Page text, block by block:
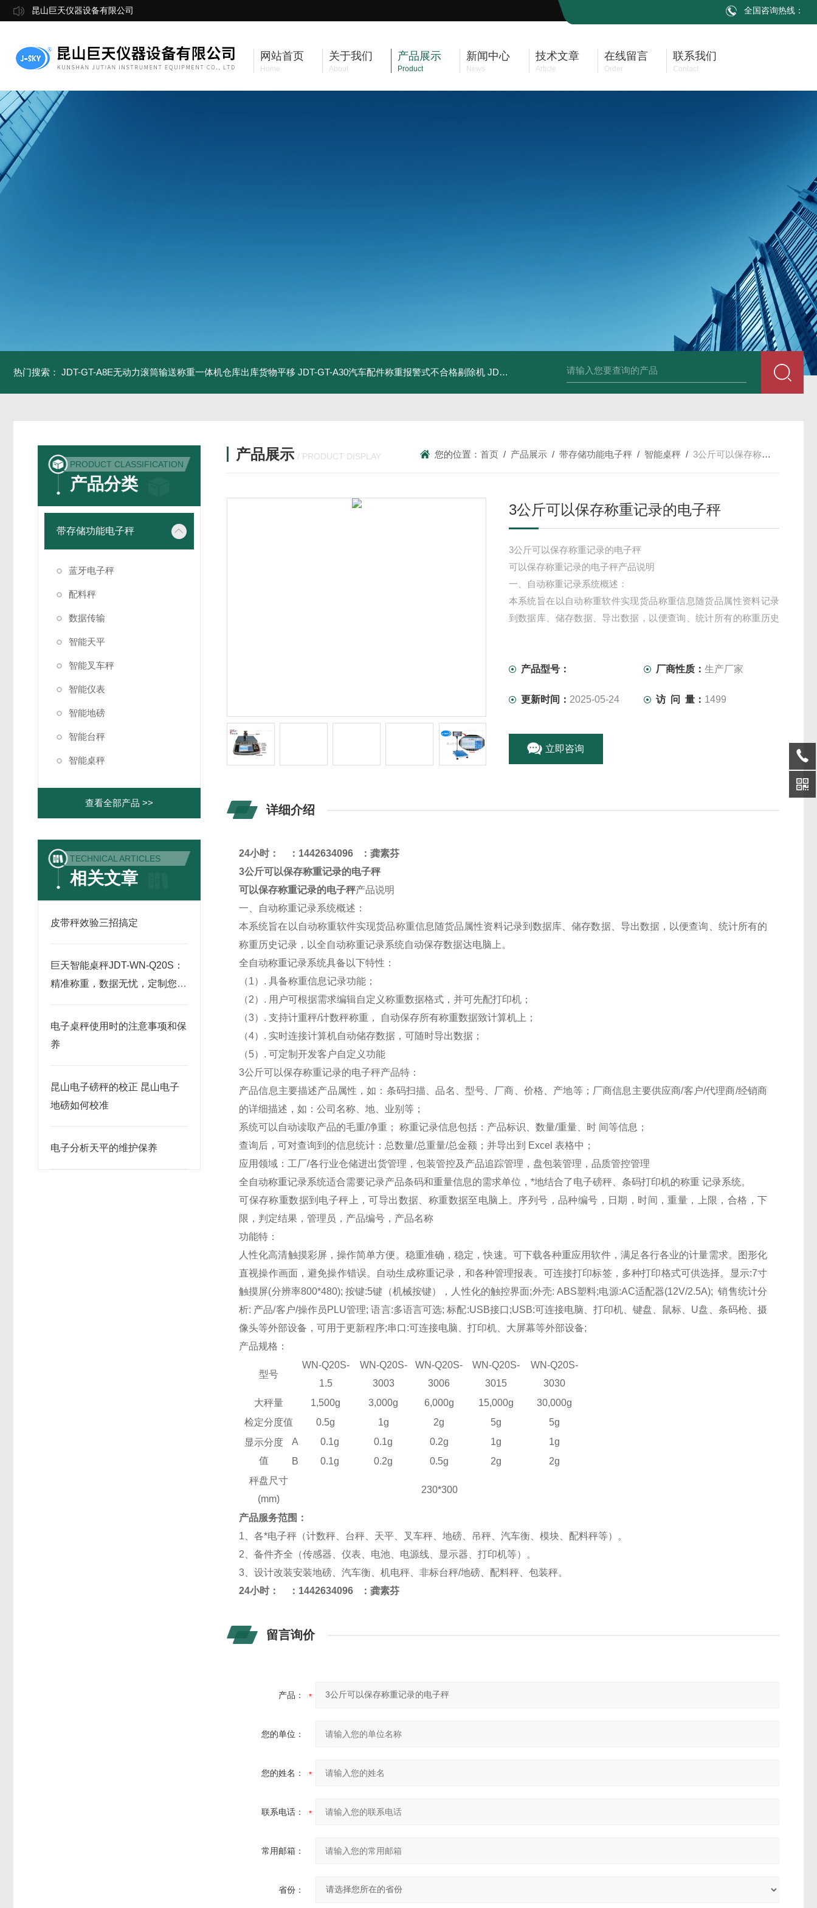
昆山巨天仪器设备有限公司 全国咨询热线：
网站首页
Home
关于我们
About
产品展示
Product
新闻中心
News
技术文章
Article
在线留言
Order
联系我们
Contact
热门搜索： JDT-GT-A8E无动力滚筒输送称重一体机仓库出库货物平移 JDT-GT-A30汽车配件称重报警式不合格剔除机 JDT-GT-A8E儿童玩具包装合规检测秤漏装配件报警滚筒称 JDT-WN-Q20S食品
PRODUCT CLASSIFICATION
产品分类
带存储功能电子秤
蓝牙电子秤
配料秤
数据传输
智能天平
智能叉车秤
智能仪表
智能地磅
智能台秤
智能桌秤
查看全部产品 >>
TECHNICAL ARTICLES
相关文章
皮带秤效验三招搞定
巨天智能桌秤JDT-WN-Q20S：
精准称重，数据无忧，定制您的
电子桌秤使用时的注意事项和保
养
昆山电子磅秤的校正 昆山电子
地磅如何校准
电子分析天平的维护保养
产品展示 / PRODUCT DISPLAY 您的位置：首页 / 产品展示 /带存储功能电子秤 / 智能桌秤 /3公斤可以保存称重记录的电子秤
3公斤可以保存称重记录的电子秤
3公斤可以保存称重记录的电子秤
可以保存称重记录的电子秤产品说明
一、自动称重记录系统概述：
本系统旨在以自动称重软件实现货品称重信息随货品属性资料记录
到数据库、储存数据、导出数据，以便查询、统计所有的称重历史
产品型号：
厂商性质：生产厂家
更新时间： 2025-05-24 访 问 量： 1499
立即咨询
详细介绍
24小时： ： 1442634096 ：龚素芬
3公斤可以保存称重记录的电子秤
可以保存称重记录的电子秤产品说明
一、自动称重记录系统概述：
本系统旨在以自动称重软件实现货品称重信息随货品属性资料记录到数据库、储存数据、导出数据，以便查询、统计所有的
称重历史记录，以全自动称重记录系统自动保存数据达电脑 上。
全自动称重记录系统具备以下特性：
（1）. 具备称重信息记录功能；
（2）. 用户可根据需求编辑自定义称重数据格式，并可先配打印机；
（3）. 支持计重秤/计数秤称重， 自动保存所有称重数据致计算机上；
（4）. 实时连接计算机自动储存数据，可随时导出数据；
（5）. 可定制开发客户自定义功能
3公斤可以保存称重记录的电子秤产品特：
产品信息主要描述产品属性，如：条码扫描、品名、型号、厂商、价格、产地等；厂商信息主要供应商/客户/代理商/经销商
的详细描述，如：公司名称、地、业别等；
系统可以自动读取产品的毛重/净重； 称重记录信息包括：产品标识、数量/重量、时 间等信息；
查询后，可对查询到的信息统计：总数量/总重量/总金额；并导出到 Excel 表格中；
应用领域：工厂/各行业仓储进出货管理，包装管控及产品追踪管理，盘包装管理，品质管控管理
全自动称重记录系统适合需要记录产品条码和重量信息的需求单位，*地结合了电子磅秤、条码打印机的称重 记录系统。
可保存称重数据到电子秤上，可导出数据、称重数据至电脑上。序列号，品种编号，日期，时间，重量，上限，合格，下
限，判定结果，管理员，产品编号，产品名称
功能特：
人性化高清触摸彩屏，操作简单方便。稳重准确，稳定，快速。可下载各种重应用软件，满足各行各业的计量需求。图形化
直视操作画面，避免操作错误。自动生成称重记录，和各种管理报表。可连接打印标签，多种打印格式可供选择。显示:7寸
触摸屏(分辨率800*480); 按键:5键（机械按键），人性化的触控界面;外壳: ABS塑料;电源:AC适配器(12V/2.5A); 销售统计分
析: 产品/客户/操作员PLU管理; 语言:多语言可选; 标配:USB接口;USB:可连接电脑、打印机、键盘、鼠标、U盘、条码枪、摄
像头等外部设备，可用于更新程序;串口:可连接电脑、打印机、大屏幕等外部设备;
产品规格：
型号
WN-Q20S-
1.5
WN-Q20S-
3003
WN-Q20S-
3006
WN-Q20S-
3015
WN-Q20S-
3030
大秤量
1,500g 3,000g 6,000g 15,000g
30,000g
检定分度值
0.5g 1g 2g 5g
5g
显示分度
值
A 0.1g 0.1g 0.2g 1g
1g
B
0.1g 0.2g 0.5g 2g
2g
秤盘尺寸
(mm)
230*300
产品服务范围：
1、各*电子秤（计数秤、台秤、天平、叉车秤、地磅、吊秤、汽车衡、模块、配料秤等）。
2、备件齐全（传感器、仪表、电池、电源线、显示器、打印机等）。
3、设计改装安装地磅、汽车衡、机电秤、非标台秤/地磅、配料秤、包装秤。
24小时：
： 1442634096 ：龚素芬
留言询价
产品：
您的单位：
您的姓名：
联系电话：
常用邮箱：
省份：